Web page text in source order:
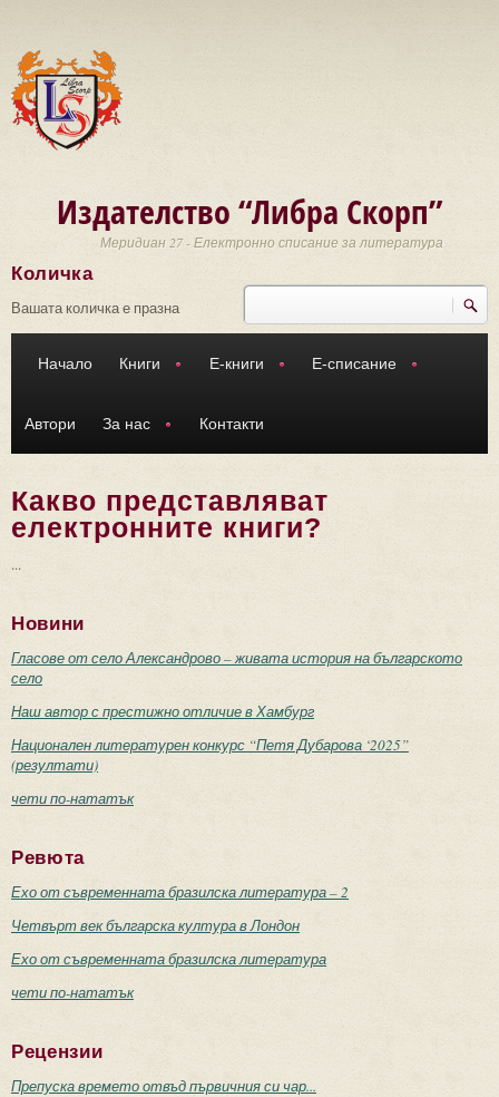
Издателство “Либра Скорп”
Меридиан 27 - Електронно списание за литература
Търси
Количка
Вашата количка е празна
Начало Книги Е-книги Е-списание
Автори За нас Контакти
Какво представляват
електронните книги?
...
Новини
Гласове от село Александрово – живата история на българското
село
Наш автор с престижно отличие в Хамбург
Национален литературен конкурс “Петя Дубарова ‘2025”
(резултати)
чети по-нататък
Ревюта
Ехо от съвременната бразилска литература – 2
Четвърт век българска култура в Лондон
Ехо от съвременната бразилска литература
чети по-нататък
Рецензии
Препуска времето отвъд първичния си чар...